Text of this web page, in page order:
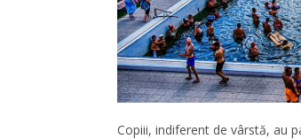
Copiii, indiferent de vârstă, au